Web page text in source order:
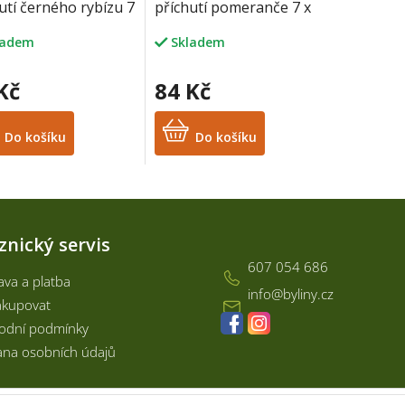
černého rybízu 7
Do košíku
příchutí pomeranče 7 x
Skladem
84 Kč
Do košíku
servis
a platba
podmínky
osobních údajů
info@byliny.cz
607 054 686